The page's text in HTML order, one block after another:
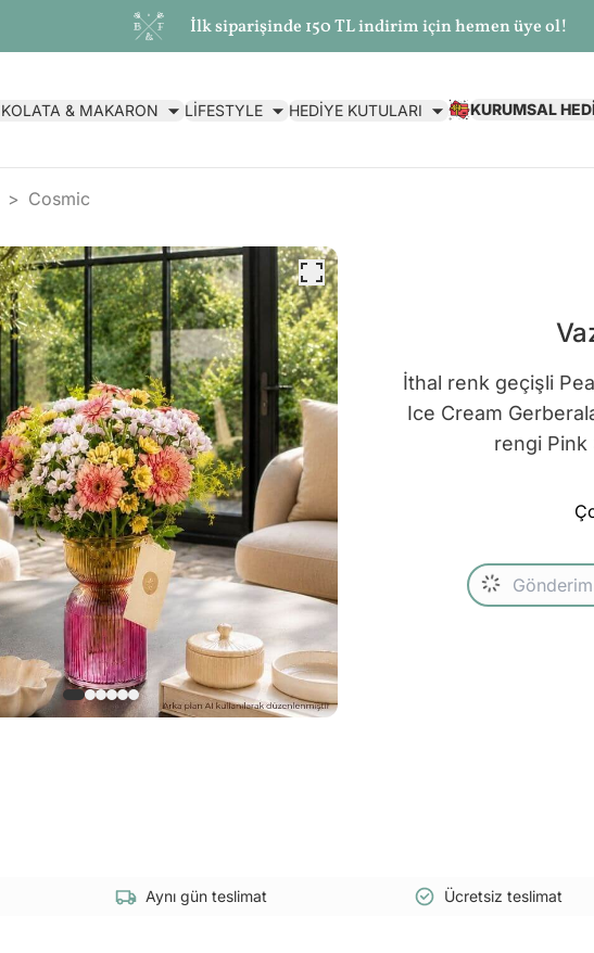
İlk siparişinde 150 TL indirim için hemen üye ol!
& MAKARON LİFESTYLE HEDİYE KUTULARI KURUMSAL
Cosmic
İthal renk geçişli
Ice Cream
rengi Pink
Aynı gün teslimat Ücretsiz teslimat